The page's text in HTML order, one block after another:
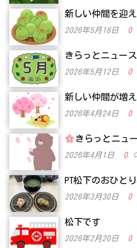
新しい仲間を迎
2026年5月18日 0
きらっとニュー
2026年5月12日 0
新しい仲間が増え
2026年4月24日 0
きらっとニュ
2026年4月1日 0
PT松下のおひと
2026年3月30日 0
松下です
2026年2月20日 0